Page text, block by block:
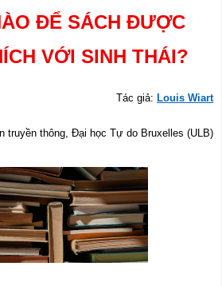
ĐỂ SÁCH ĐƯỢC
VỚI SINH THÁI?
Tác giả: Louis Wiart
truyền thông, Đại học Tự do Bruxelles (ULB)